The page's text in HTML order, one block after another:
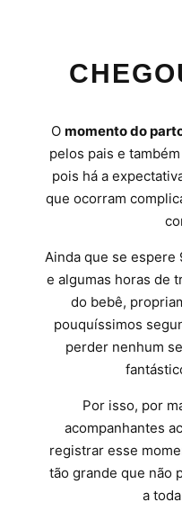
O momento do
pelos pais e
pois há a
que ocorram
Ainda que se espere
e algumas horas de
do bebê,
pouquíssimos
perder nenhum
Por isso, por
acompanhantes
registrar esse
tão grande que não
a